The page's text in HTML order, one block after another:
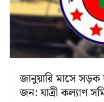
জানুয়ারি মাসে সড়ক
জন: যাত্রী কল্যাণ